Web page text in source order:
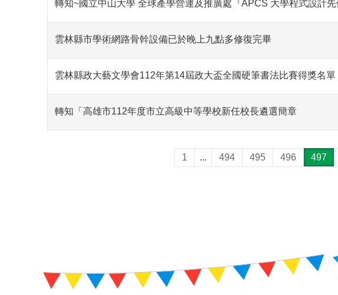
轉知~國立中山大學 全球產學營運及推廣處『APCS 大學程式設計
雲林縣市學術網路骨幹設備已於晚上九點多修復完畢
雲林縣政大藝文學會112年第14屆政大盃全國硬筆書法比賽得獎名單
轉知「高雄市112年度市立高級中等學校新任校長遴選簡章
1 ... 494 495 496 497